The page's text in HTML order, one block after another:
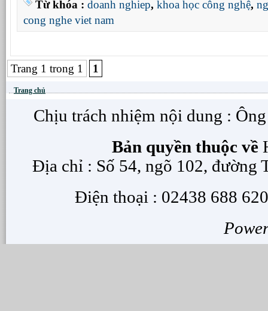
Từ khóa : doanh nghiep, khoa học công nghệ,
cong nghe viet nam
Trang 1 trong 1 1
Trang chủ
Chịu trách nhiệm nội dung :
Bản quyền thuộc về
Địa chỉ : Số 54, ngõ 102, đường
Điện thoại : 02438 688